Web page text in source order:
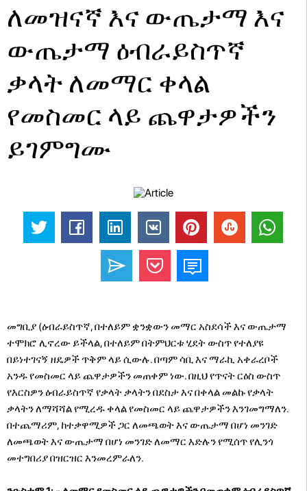
ለመዝናኛ እና ውጤታማ እና
ውጤታማ ዕብራይስጥኛ
ቃላት ለመማር ቀላል
የመስመር ላይ ጨዋታዎችን
ይገምግሙ
መግቢያ (ዕብራይስጥኛ, በተለይም ቋንቋውን መማር አስደሳች እና ውጤታማ
ተሞክሮ ሊኖረው ይችላል, በተለይም በትምህርቱ ሂደት ውስጥ የተለያዩ
በይነተገናኝ ዘዴዎች ጥቅም ላይ ሲውሉ. በጣም ሳቢ እና ማራኪ አቀራረቦች
አንዱ የመስመር ላይ ጨዋታዎችን መጠቀም ነው. በዚህ የጥናት ርዕስ ውስጥ
የእርስዎን ዕብራይስጥኛ የቃላት ቃላትን በደስታ እና በቀላል መልኩ የቃላት
ቃላትን ለማሻሻል የሚረዱ ቀላል የመስመር ላይ ጨዋታዎችን እንገመግማለን.
በተጨማሪም, ከተቃዋሚዎች ጋር ለመጫወት እና ውጤታማ በሆነ መንገድ
ለመጫወት እና ውጤታማ በሆነ መንገድ ለመማር እድሉን የሚሰጥ የሊንጎ
መተግበሪያ በዝርዝር እንመረምራለን.